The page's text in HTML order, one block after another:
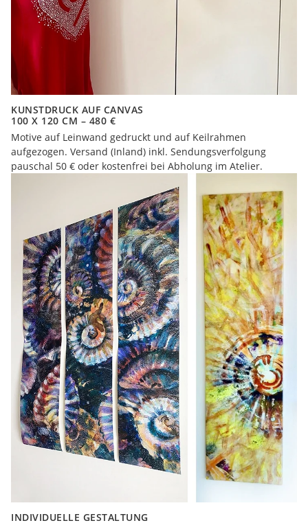
KUNSTDRUCK AUF CANVAS
100 X 120 CM – 480 €
Motive auf Leinwand gedruckt und auf Keilrahmen
aufgezogen. Versand (Inland) inkl. Sendungsverfolgung
pauschal 50 € oder kostenfrei bei Abholung im Atelier.
INDIVIDUELLE GESTALTUNG